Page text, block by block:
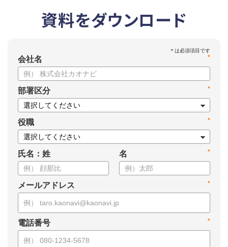
資料をダウンロード
*
会社名
*
部署区分
*
役職
氏名：姓 *
名
*
メールアドレス
*
電話番号